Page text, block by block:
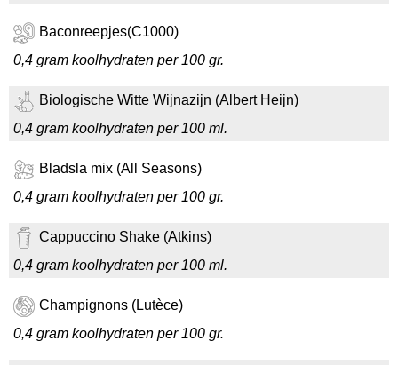
Baconreepjes(C1000)
0,4 gram koolhydraten per 100 gr.
Biologische Witte Wijnazijn (Albert Heijn)
0,4 gram koolhydraten per 100 ml.
Bladsla mix (All Seasons)
0,4 gram koolhydraten per 100 gr.
Cappuccino Shake (Atkins)
0,4 gram koolhydraten per 100 ml.
Champignons (Lutèce)
0,4 gram koolhydraten per 100 gr.